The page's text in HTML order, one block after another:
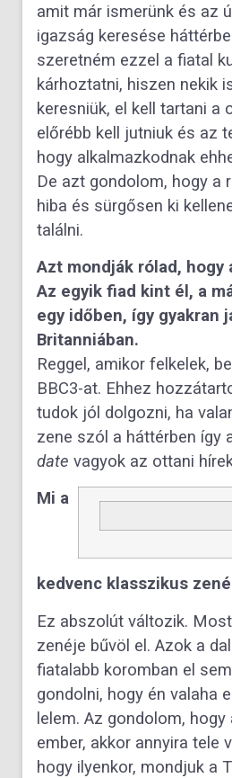
amit már ismerünk és az
igazság keresése
szeretném ezzel a fiatal
kárhoztatni, hiszen nekik
keresniük, el kell tartani a
előrébb kell jutniuk és az
hogy alkalmazkodnak
De azt gondolom, hogy a
hiba és sürgősen ki
találni.
Azt mondják rólad, hogy
Az egyik fiad kint él, a
egy időben, így gyakran
Britanniában.
Reggel, amikor felkelek,
BBC3-at. Ehhez
tudok jól dolgozni, ha
zene szól a háttérben így
date vagyok az ottani
Mi a
kedvenc klasszikus
Ez abszolút változik.
zenéje bűvöl el. Azok a
fiatalabb koromban el
gondolni, hogy én valaha
lelem. Az gondolom,
ember, akkor annyira tele
hogy ilyenkor, mondjuk a